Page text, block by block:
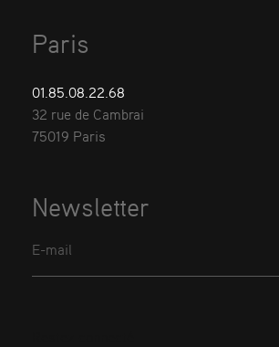
Paris
01.85.08.22.68
32 rue de Cambrai
75019 Paris
Newsletter
E-mail